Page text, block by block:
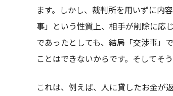
ます。しかし、裁判所を用いずに内
事」という性質上、相手が削除に応
であったとしても、結局「交渉事」
ことはできないからです。そしてそ
これは、例えば、人に貸したお金が